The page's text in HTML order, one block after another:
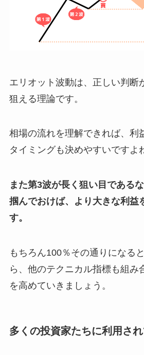
エリオット波動は、正しい判断
狙える理論です。
相場の流れを理解できれば、利
タイミングも決めやすいですよ
また第3波が長く狙い目である
掴んでおけば、より大きな利益
す。
もちろん100％その通りになる
ら、他のテクニカル指標も組み
を高めていきましょう。
多くの投資家たちに利用さ